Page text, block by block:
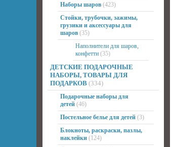
Наборы шаров (423)
Стойки, трубочки, зажимы,
грузики и аксессуары для
шаров (35)
Наполнители для шаров,
конфетти (35)
ДЕТСКИЕ ПОДАРОЧНЫЕ
НАБОРЫ, ТОВАРЫ ДЛЯ
ПОДАРКОВ (334)
Подарочные наборы для
детей (46)
Постельное белье для детей (3)
Блокноты, раскраски, пазлы,
наклейки (124)